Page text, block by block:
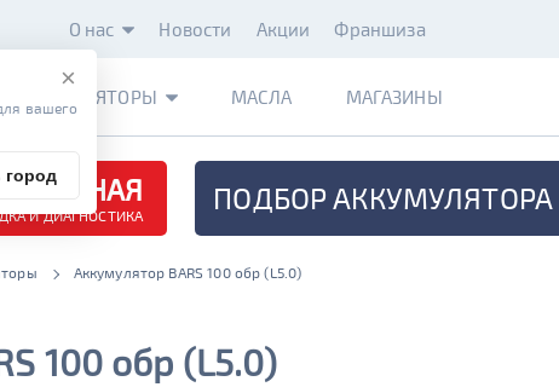
О нас Новости Акции Франшиза
АККУМУЛЯТОРЫ МАСЛА МАГАЗИНЫ
И ДИАГНОСТИКА ПОДБОР АККУМУЛЯТОРА
Аккумулятор BARS 100 обр (L5.0)
100 обр (L5.0)
×
вашего
город